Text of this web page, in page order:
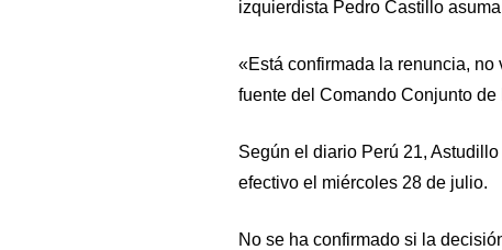
izquierdista Pedro Castillo
«Está confirmada la renuncia,
fuente del Comando Conjunto
Según el diario Perú 21,
efectivo el miércoles 28 de julio.
No se ha confirmado si la